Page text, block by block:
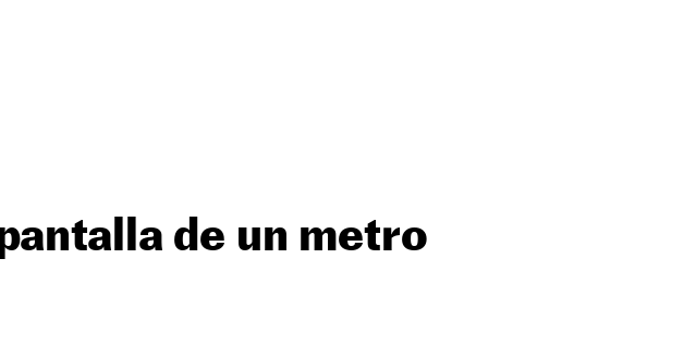
de un metro